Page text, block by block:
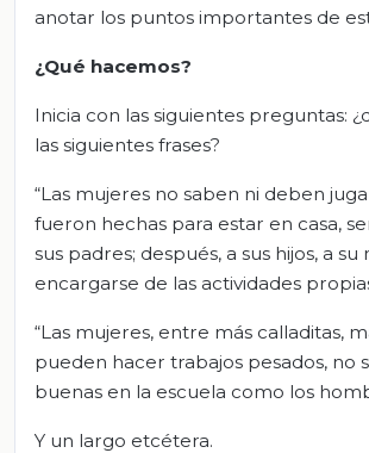
anotar los puntos importantes de
¿Qué hacemos?
Inicia con las siguientes preguntas:
las siguientes frases?
“Las mujeres no saben ni deben
fueron hechas para estar en casa,
sus padres; después, a sus hijos, a su
encargarse de las actividades
“Las mujeres, entre más calladitas,
pueden hacer trabajos pesados, no
buenas en la escuela como los
Y un largo etcétera.